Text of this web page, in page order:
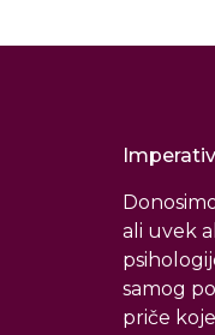
ali uvek
samog
priče